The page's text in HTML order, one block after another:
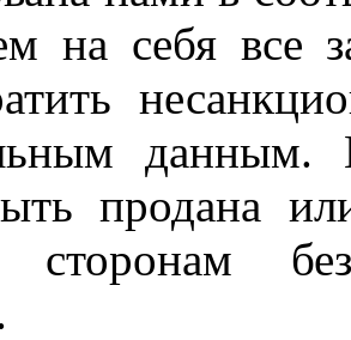
на себя все
данным.
продана
сторонам